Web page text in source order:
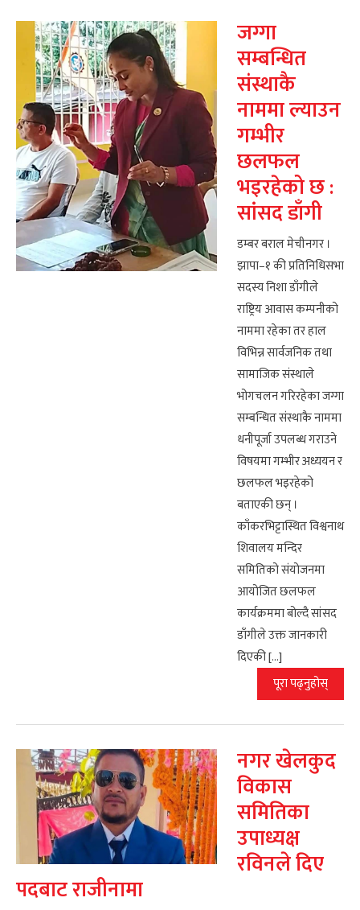
जग्गा
सम्बन्धित
संस्थाकै
नाममा ल्याउन
गम्भीर
छलफल
भइरहेको छ :
सांसद डाँगी
डम्बर बराल मेचीनगर ।
झापा–१ की प्रतिनिधिसभा
सदस्य निशा डाँगीले
राष्ट्रिय आवास कम्पनीको
नाममा रहेका तर हाल
विभिन्न सार्वजनिक तथा
सामाजिक संस्थाले
भोगचलन गरिरहेका जग्गा
सम्बन्धित संस्थाकै नाममा
धनीपूर्जा उपलब्ध गराउने
विषयमा गम्भीर अध्ययन र
छलफल भइरहेको
बताएकी छन् ।
काँकरभिट्टास्थित विश्वनाथ
शिवालय मन्दिर
समितिको संयोजनमा
आयोजित छलफल
कार्यक्रममा बोल्दै सांसद
डाँगीले उक्त जानकारी
दिएकी […]
पूरा पढ्नुहोस्
नगर खेलकुद
विकास
समितिका
उपाध्यक्ष
रविनले दिए
पदबाट राजीनामा